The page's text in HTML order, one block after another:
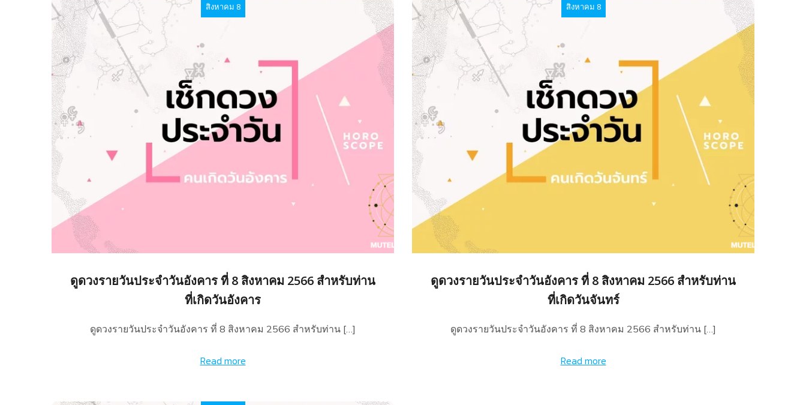
สิงหาคม 8
ดูดวงรายวันประจำวันอังคาร ที่ 8 สิงหาคม 2566 สำหรับท่าน
ที่เกิดวันอังคาร
ดูดวงรายวันประจำวันอังคาร ที่ 8 สิงหาคม 2566 สำหรับท่าน […]
Read more
สิงหาคม 8
ดูดวงรายวันประจำวันอังคาร ที่ 8 สิงหาคม 2566 สำหรับท่าน
ที่เกิดวันจันทร์
ดูดวงรายวันประจำวันอังคาร ที่ 8 สิงหาคม 2566 สำหรับท่าน […]
Read more